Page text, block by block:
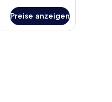
Preise anzeigen